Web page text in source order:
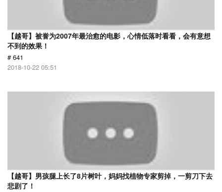
【越哥】被誉为2007年最治愈的电影，心情低落时看看，会有意想
不到的效果！
# 641
2018-10-22 05:51
【越哥】男孩腿上长了8片树叶，妈妈找植物专家剪掉，一剪刀下去
悲剧了！